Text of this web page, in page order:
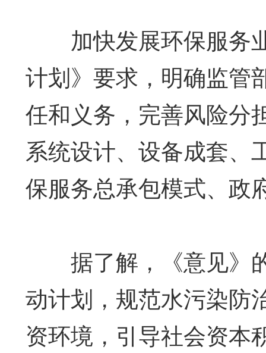
加快发展环保服务
计划》要求，明确监管
任和义务，完善风险分
系统设计、设备成套、
保服务总承包模式、政
据了解，《意见》
动计划，规范水污染防
资环境，引导社会资本